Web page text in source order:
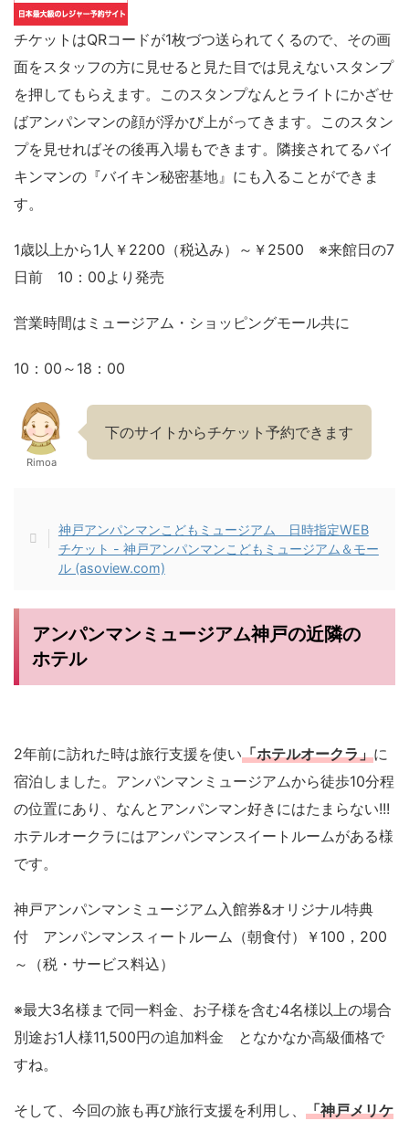
チケットはQRコードが1枚づつ送られてくるので、その画
面をスタッフの方に見せると見た目では見えないスタンプ
を押してもらえます。このスタンプなんとライトにかざせ
ばアンパンマンの顔が浮かび上がってきます。このスタン
プを見せればその後再入場もできます。隣接されてるバイ
キンマンの『バイキン秘密基地』にも入ることができま
す。
1歳以上から1人￥2200（税込み）～￥2500 ※来館日の7
日前 10：00より発売
営業時間はミュージアム・ショッピングモール共に
10：00～18：00
Rimoa
下のサイトからチケット予約できます
神戸アンパンマンこどもミュージアム 日時指定WEB
チケット - 神戸アンパンマンこどもミュージアム＆モー
ル (asoview.com)
アンパンマンミュージアム神戸の近隣の
ホテル
2年前に訪れた時は旅行支援を使い「ホテルオークラ」に
宿泊しました。アンパンマンミュージアムから徒歩10分程
の位置にあり、なんとアンパンマン好きにはたまらない!!!
ホテルオークラにはアンパンマンスイートルームがある様
です。
神戸アンパンマンミュージアム入館券&オリジナル特典
付 アンパンマンスィートルーム（朝食付）￥100，200
～（税・サービス料込）
※最大3名様まで同一料金、お子様を含む4名様以上の場合
別途お1人様11,500円の追加料金 となかなか高級価格で
すね。
そして、今回の旅も再び旅行支援を利用し、 「神戸メリケ